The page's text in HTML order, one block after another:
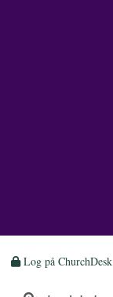
Log på ChurchDesk